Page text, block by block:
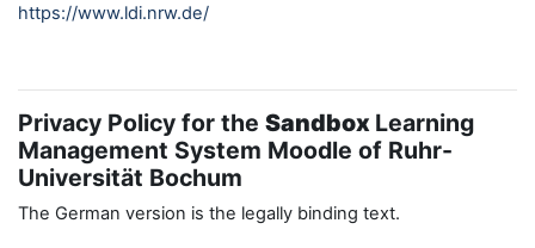
https://www.ldi.nrw.de/
Privacy Policy for the Sandbox Learning
Management System Moodle of Ruhr-
Universität Bochum
The German version is the legally binding text.